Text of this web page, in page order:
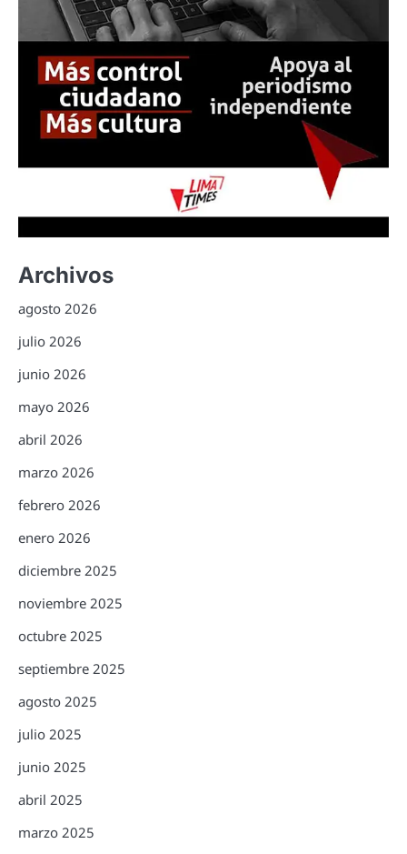
Archivos
agosto 2026
julio 2026
junio 2026
mayo 2026
abril 2026
marzo 2026
febrero 2026
enero 2026
diciembre 2025
noviembre 2025
octubre 2025
septiembre 2025
agosto 2025
julio 2025
junio 2025
abril 2025
marzo 2025